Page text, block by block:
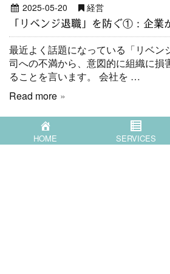
2025-05-20 経営
「リベンジ退職」を防ぐ①：企業
最近よく話題になっている「リベン
司への不満から、意図的に組織に損
ることを言います。 会社を …
Read more
HOME SERVICES